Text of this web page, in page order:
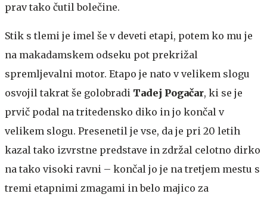
prav tako čutil bolečine.
Stik s tlemi je imel še v deveti etapi, potem ko mu je
na makadamskem odseku pot prekrižal
spremljevalni motor. Etapo je nato v velikem slogu
osvojil takrat še golobradi Tadej Pogačar, ki se je
prvič podal na tritedensko diko in jo končal v
velikem slogu. Presenetil je vse, da je pri 20 letih
kazal tako izvrstne predstave in zdržal celotno dirko
na tako visoki ravni – končal jo je na tretjem mestu s
tremi etapnimi zmagami in belo majico za